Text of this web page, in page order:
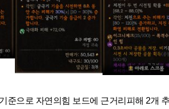
준으로 자연의힘 보드에 근거리피해 2개